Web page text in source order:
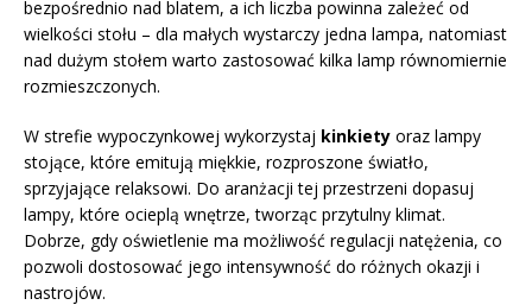
bezpośrednio nad blatem, a ich liczba powinna zależeć od
wielkości stołu – dla małych wystarczy jedna lampa, natomiast
nad dużym stołem warto zastosować kilka lamp równomiernie
rozmieszczonych.
W strefie wypoczynkowej wykorzystaj kinkiety oraz lampy
stojące, które emitują miękkie, rozproszone światło,
sprzyjające relaksowi. Do aranżacji tej przestrzeni dopasuj
lampy, które ocieplą wnętrze, tworząc przytulny klimat.
Dobrze, gdy oświetlenie ma możliwość regulacji natężenia, co
pozwoli dostosować jego intensywność do różnych okazji i
nastrojów.